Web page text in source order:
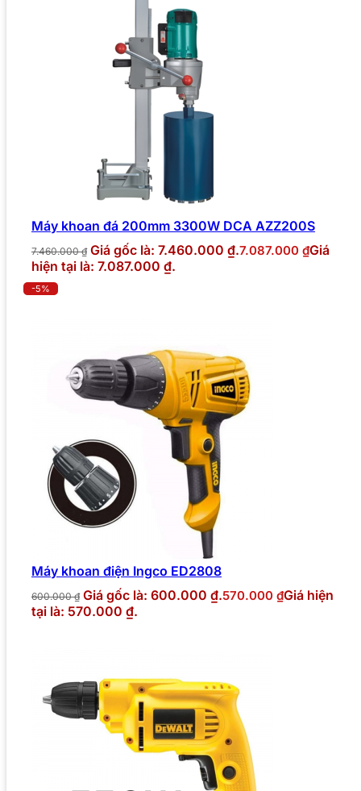
Máy khoan đá 200mm 3300W DCA AZZ200S
7.460.000₫ Giá gốc là: 7.460.000 ₫.7.087.000 ₫Giá
hiện tại là: 7.087.000 ₫.
-5%
Máy khoan điện Ingco ED2808
600.000₫ Giá gốc là: 600.000 ₫.570.000 ₫Giá hiện
tại là: 570.000 ₫.